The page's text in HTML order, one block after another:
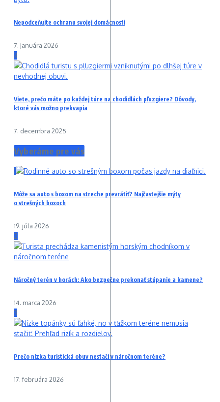
Nepodceňujte ochranu svojej domácnosti
7. januára 2026
3
Viete, prečo máte po každej túre na chodidlách pľuzgiere? Dôvody,
ktoré vás možno prekvapia
7. decembra 2025
Vyberáme pre vás
1
Môže sa auto s boxom na streche prevrátiť? Najčastejšie mýty
o strešných boxoch
19. júla 2026
2
Náročný terén v horách: Ako bezpečne prekonať stúpanie a kamene?
14. marca 2026
3
Prečo nízka turistická obuv nestačí v náročnom teréne?
17. februára 2026